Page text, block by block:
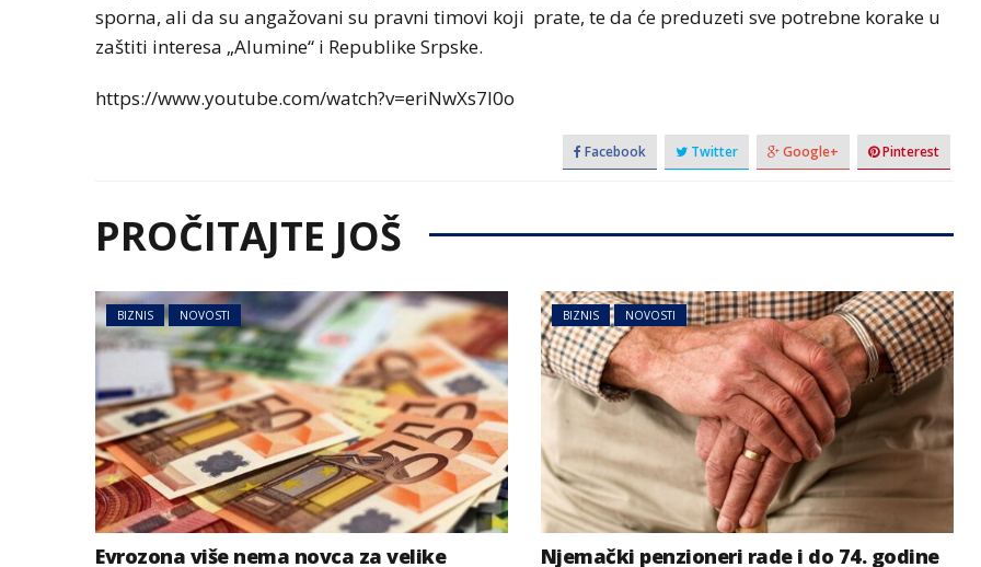
sporna, ali da su angažovani su pravni timovi koji prate, te da će preduzeti sve potrebne korake u
zaštiti interesa „Alumine“ i Republike Srpske.
https://www.youtube.com/watch?v=eriNwXs7I0o
Facebook Twitter Google+ Pinterest
PROČITAJTE JOŠ
BIZNIS NOVOSTI
Evrozona više nema novca za velike
BIZNIS NOVOSTI
Njemački penzioneri rade i do 74. godine